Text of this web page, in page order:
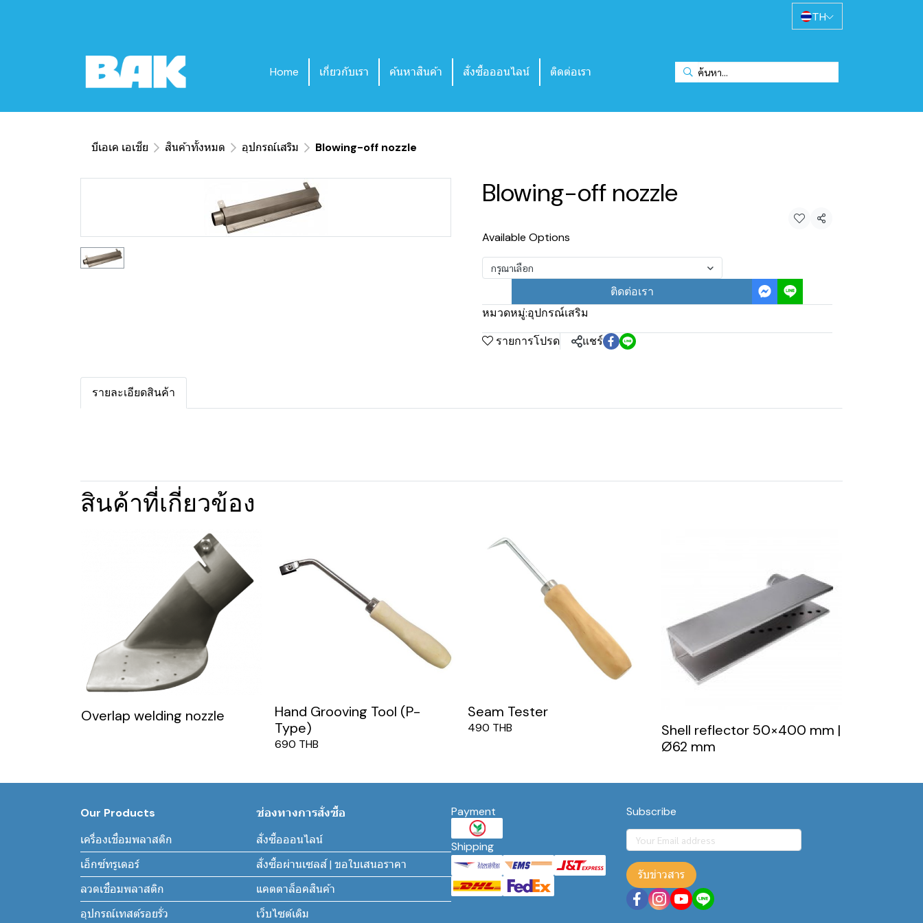
TH
Home เกี่ยวกับเรา ค้นหาสินค้า สั่งซื้อออนไลน์ ติดต่อเรา
บีเอเค เอเชีย สินค้าทั้งหมด อุปกรณ์เสริม Blowing-off nozzle
Blowing-off nozzle
แชร์
Available Options
กรุณาเลือก
ติดต่อเรา
หมวดหมู่:อุปกรณ์เสริม
รายการโปรด
แชร์
รายละเอียดสินค้า
สินค้าที่เกี่ยวข้อง
Overlap welding nozzle
Hand Grooving Tool (P-
Type)
690 THB
Seam Tester
490 THB
Shell reflector 50×400 mm |
Ø62 mm
Our Products
เครื่องเชื่อมพลาสติก
เอ็กซ์ทรูเดอร์
ลวดเชื่อมพลาสติก
อุปกรณ์เทสต์รอยรั่ว
ช่องทางการสั่งซื้อ
สั่งซื้อออนไลน์
สั่งซื้อผ่านเซลส์ | ขอใบเสนอราคา
แคตตาล็อคสินค้า
เว็บไซต์เดิม
Payment
Shipping
Subscribe
รับข่าวสาร